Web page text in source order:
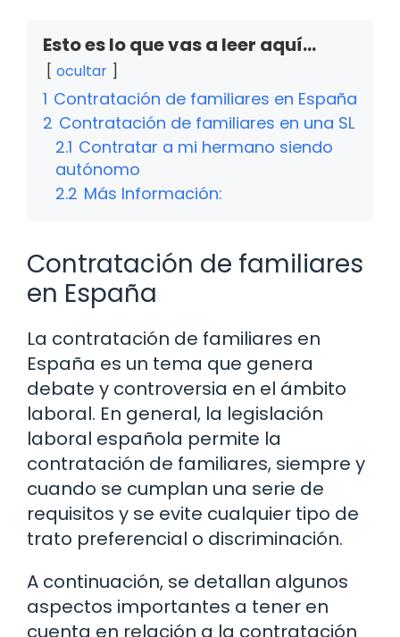
Esto es lo que vas a leer aquí...
ocultar
1 Contratación de familiares en España
2 Contratación de familiares en una SL
2.1 Contratar a mi hermano siendo
autónomo
2.2 Más Información:
Contratación de familiares
en España
La contratación de familiares en
España es un tema que genera
debate y controversia en el ámbito
laboral. En general, la legislación
laboral española permite la
contratación de familiares, siempre y
cuando se cumplan una serie de
requisitos y se evite cualquier tipo de
trato preferencial o discriminación.
A continuación, se detallan algunos
aspectos importantes a tener en
cuenta en relación a la contratación